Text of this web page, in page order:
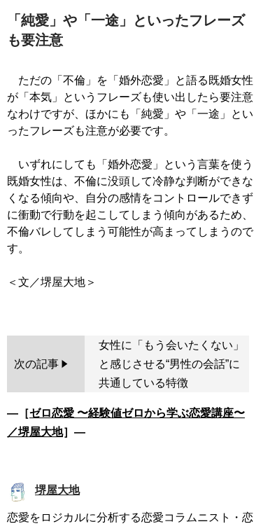
「純愛」や「一途」といったフレーズ
も要注意
ただの「不倫」を「婚外恋愛」と語る既婚女性
が「本気」というフレーズも使い出したら要注意
なわけですが、ほかにも「純愛」や「一途」とい
ったフレーズも注意が必要です。
いずれにしても「婚外恋愛」という言葉を使う
既婚女性は、不倫に没頭して冷静な判断ができな
くなる傾向や、自分の感情をコントロールできず
に衝動で行動を起こしてしまう傾向があるため、
不倫バレしてしまう可能性が高まってしまうので
す。
＜文／堺屋大地＞
次の記事
女性に「もう会いたくない」
と感じさせる“男性の会話”に
共通している特徴
―［ゼロ恋愛 〜経験値ゼロから学ぶ恋愛講座〜
／堺屋大地］―
堺屋大地
恋愛をロジカルに分析する恋愛コラムニスト・恋